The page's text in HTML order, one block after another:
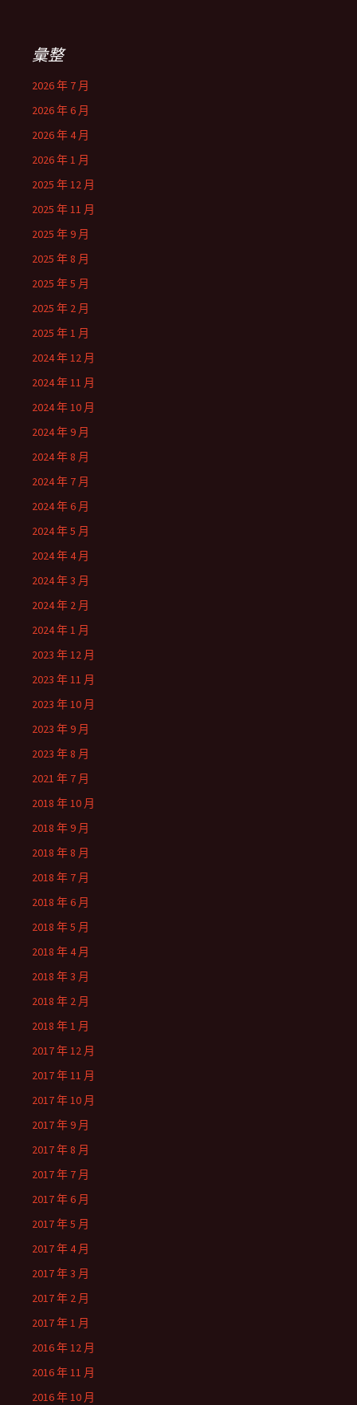
彙整
2026 年 7 月
2026 年 6 月
2026 年 4 月
2026 年 1 月
2025 年 12 月
2025 年 11 月
2025 年 9 月
2025 年 8 月
2025 年 5 月
2025 年 2 月
2025 年 1 月
2024 年 12 月
2024 年 11 月
2024 年 10 月
2024 年 9 月
2024 年 8 月
2024 年 7 月
2024 年 6 月
2024 年 5 月
2024 年 4 月
2024 年 3 月
2024 年 2 月
2024 年 1 月
2023 年 12 月
2023 年 11 月
2023 年 10 月
2023 年 9 月
2023 年 8 月
2021 年 7 月
2018 年 10 月
2018 年 9 月
2018 年 8 月
2018 年 7 月
2018 年 6 月
2018 年 5 月
2018 年 4 月
2018 年 3 月
2018 年 2 月
2018 年 1 月
2017 年 12 月
2017 年 11 月
2017 年 10 月
2017 年 9 月
2017 年 8 月
2017 年 7 月
2017 年 6 月
2017 年 5 月
2017 年 4 月
2017 年 3 月
2017 年 2 月
2017 年 1 月
2016 年 12 月
2016 年 11 月
2016 年 10 月